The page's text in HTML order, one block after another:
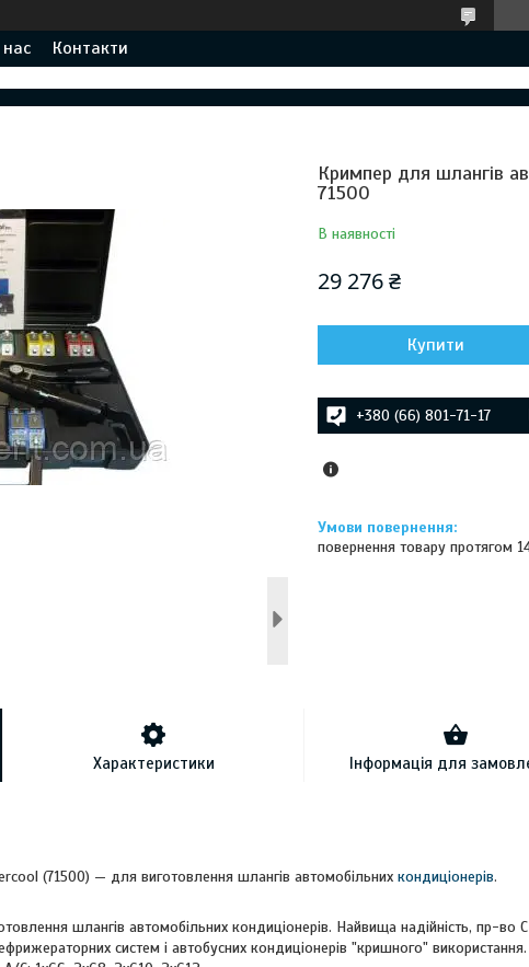
Контакти
Кримпер для шлангів
71500
В наявності
29 276 ₴
Купити
+380 (66) 801-71-17
повернення товару протягом
Характеристики Інформація для
(71500) — для виготовлення шлангів автомобільних кондиціонерів.
шлангів автомобільних кондиціонерів. Найвища надійність, пр-во
систем і автобусних кондиціонерів "кришного" використання.